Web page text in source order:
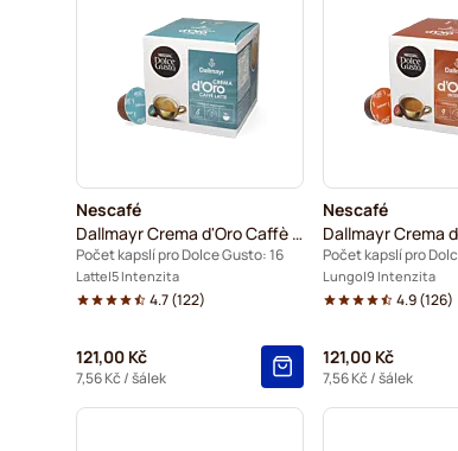
Nescafé
Dallmayr Crema d'Oro Caffè Latte
Počet kapslí pro Dolce Gusto: 16
Latte 5 Intenzita
4.7(122)
121,00 Kč
7,56 Kč / šálek
Nescafé
Dallmayr Crema
Počet kapslí pro
Lungo 9 Intenzita
4.9(126)
121,00 Kč
7,56 Kč / šálek